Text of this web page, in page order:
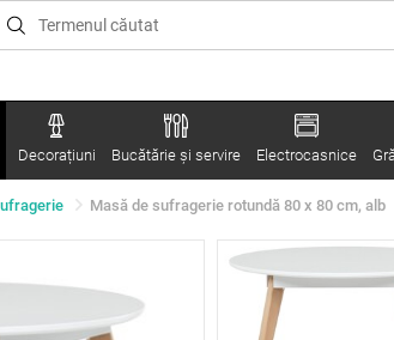
Decorațiuni Bucătărie și servire Electrocasnice
Masă de sufragerie rotundă 80 x 80 cm, alb